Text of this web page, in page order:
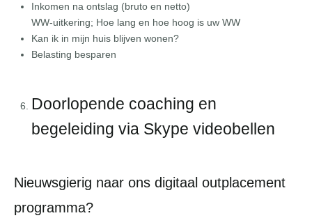
Inkomen na ontslag (bruto en netto)
WW-uitkering; Hoe lang en hoe hoog is uw WW
Kan ik in mijn huis blijven wonen?
Belasting besparen
Doorlopende coaching en
begeleiding via Skype videobellen
Nieuwsgierig naar ons digitaal outplacement
programma?